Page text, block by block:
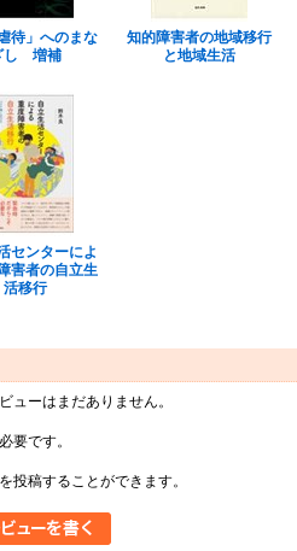
待」へのまな
し 増補
知的障害者の地域移行
と地域生活
センターによ
害者の自立生
活移行
ューはまだありません。
要です。
投稿することができます。